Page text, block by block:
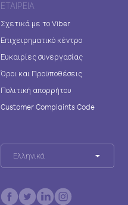
ΕΤΑΙΡΕΊΑ
Σχετικά με το Viber
Επιχειρηματικό κέντρο
Ευκαιρίες συνεργασίας
Όροι και Προϋποθέσεις
Πολιτική απορρήτου
Customer Complaints Code
Ελληνικά